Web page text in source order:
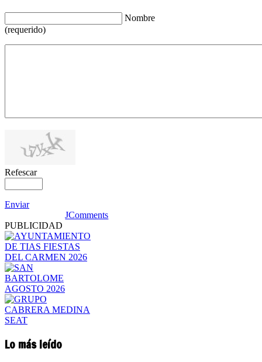
Nombre
(requerido)
Refescar
Enviar
JComments
PUBLICIDAD
Lo más leído